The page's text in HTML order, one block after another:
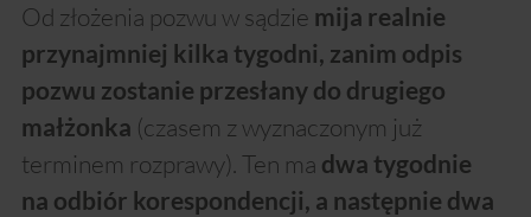
Od złożenia pozwu w sądzie mija realnie
przynajmniej kilka tygodni, zanim odpis
pozwu zostanie przesłany do drugiego
małżonka (czasem z wyznaczonym już
terminem rozprawy). Ten ma dwa tygodnie
na odbiór korespondencji, a następnie dwa